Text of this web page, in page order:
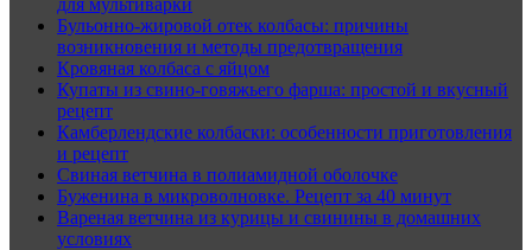
для мультиварки
Бульонно-жировой отек колбасы: причины
возникновения и методы предотвращения
Кровяная колбаса с яйцом
Купаты из свино-говяжьего фарша: простой и вкусный
рецепт
Камберлендские колбаски: особенности приготовления
и рецепт
Свиная ветчина в полиамидной оболочке
Буженина в микроволновке. Рецепт за 40 минут
Вареная ветчина из курицы и свинины в домашних
условиях